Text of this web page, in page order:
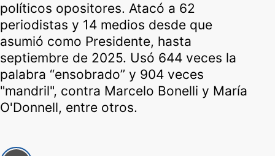
políticos opositores. Atacó a 62
periodistas y 14 medios desde que
asumió como Presidente, hasta
septiembre de 2025. Usó 644 veces la
palabra “ensobrado” y 904 veces
"mandril", contra Marcelo Bonelli y María
O'Donnell, entre otros.